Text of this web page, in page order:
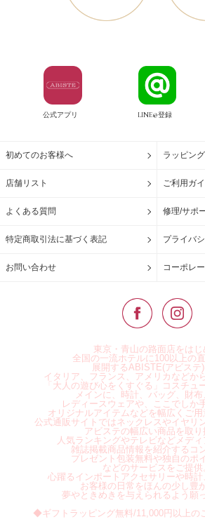
公式アプリ LINE@登録
初めてのお客様へ ラッピング
店舗リスト ご利用ガ
よくある質問 修理/サポ
特定商取引法に基づく表記 プライバ
お問い合わせ コーポレ
東京・青山の路面店をはじ
全国の一流ホテルに100以上の
展開するABISTE(アビステ)
イタリア、フランス、アメリカなどか
「大人の遊び心をくすぐる」コスチュ
メインに、時計、バッグ、財布
レディースウェアや、ここでしか
オリジナルアイテムなどを幅広くご用
公式通販サイトではネックレスやイヤリ
アビステの幅広い商品を取り
人気ランキングやテレビなどメディ
雑誌掲載商品情報を紹介するコ
プレゼント包装無料や独自のポ
などのサービスをご提供
心躍るインポートアクセサリーや時計
お客様の日常をほんの少し豊
夢やときめきを与えられるよう願
◆ギフトラッピング無料/11,000円以上の